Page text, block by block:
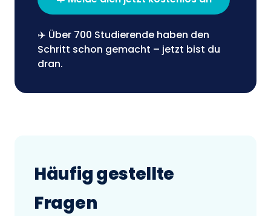
✈️ Über 700 Studierende haben den
Schritt schon gemacht – jetzt bist du
dran.
Häufig gestellte
Fragen